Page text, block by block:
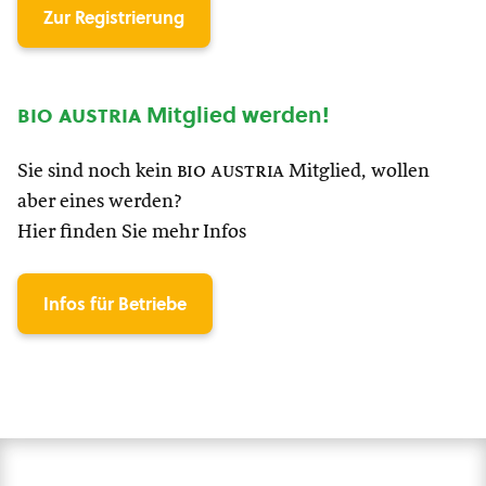
Zur Registrierung
bio austria Mitglied werden!
Sie sind noch kein bio austria Mitglied, wollen
aber eines werden?
Hier finden Sie mehr Infos
Infos für Betriebe